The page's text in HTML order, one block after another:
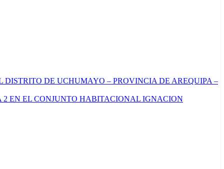
DISTRITO DE UCHUMAYO – PROVINCIA DE AREQUIPA –
EN EL CONJUNTO HABITACIONAL IGNACION